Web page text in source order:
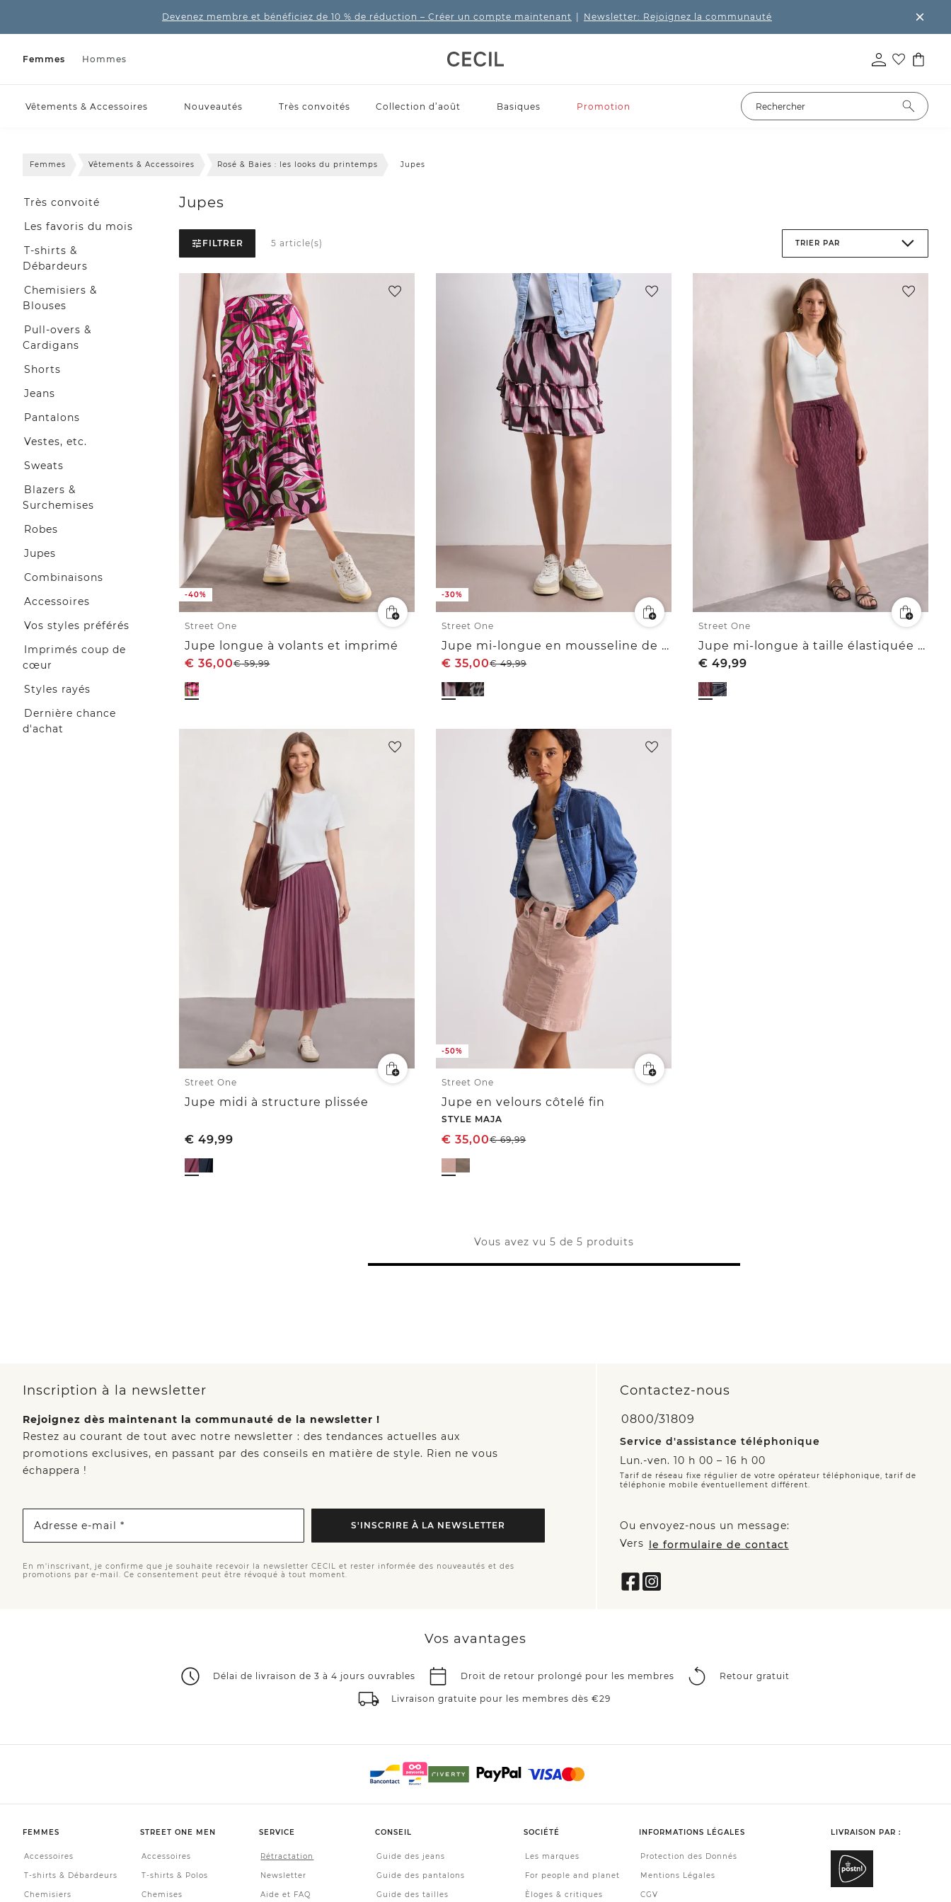
Devenez membre et bénéficiez de 10 % de réduction – Créer un compte maintenant Newsletter: Rejoignez la communauté
Femmes Hommes
Vêtements & Accessoires Nouveautés Très convoités Collection d’août Basiques Promotion
Femmes Vêtements & Accessoires Rosé & Baies : les looks du printemps Jupes
Très convoité
Les favoris du mois
T-shirts &
Débardeurs
Chemisiers &
Blouses
Pull-overs &
Cardigans
Shorts
Jeans
Pantalons
Vestes, etc.
Sweats
Blazers &
Surchemises
Robes
Jupes
Combinaisons
Accessoires
Vos styles préférés
Imprimés coup de
cœur
Styles rayés
Dernière chance
d'achat
Jupes
FILTRER 5 article(s) TRIER PAR
-40%
Street One
Jupe longue à volants et imprimé
€ 36,00€59,99
-30%
Street One
Jupe mi-longue en mousseline de soie imprimée
€ 35,00€49,99
Street One
Jupe mi-longue à taille élastiquée et imprimée
€ 49,99
Street One
Jupe midi à structure plissée
€ 49,99
-50%
Street One
Jupe en velours côtelé fin
STYLE MAJA
€ 35,00€69,99
Vous avez vu 5 de 5 produits
Inscription à la newsletter
Rejoignez dès maintenant la communauté de la newsletter !
Restez au courant de tout avec notre newsletter : des tendances actuelles aux
promotions exclusives, en passant par des conseils en matière de style. Rien ne vous
échappera !
Adresse e-mail * S'INSCRIRE À LA NEWSLETTER
En m'inscrivant, je confirme que je souhaite recevoir la newsletter CECIL et rester informée des nouveautés et des
promotions par e-mail. Ce consentement peut être révoqué à tout moment.
Contactez-nous
0800/31809
Service d'assistance téléphonique
Lun.-ven. 10 h 00 – 16 h 00
Tarif de réseau fixe régulier de votre opérateur téléphonique, tarif de
téléphonie mobile éventuellement différent.
Ou envoyez-nous un message:
Vers le formulaire de contact
Vos avantages
Délai de livraison de 3 à 4 jours ouvrables Droit de retour prolongé pour les membres Retour gratuit
Livraison gratuite pour les membres dès €29
FEMMES
Accessoires
T-shirts & Débardeurs
Chemisiers
STREET ONE MEN
Accessoires
T-shirts & Polos
Chemises
SERVICE
Rétractation
Newsletter
Aide et FAQ
CONSEIL
Guide des jeans
Guide des pantalons
Guide des tailles
SOCIÉTÉ
Les marques
For people and planet
Èloges & critiques
INFORMATIONS LÉGALES
Protection des Donnés
Mentions Légales
CGV
LIVRAISON PAR :